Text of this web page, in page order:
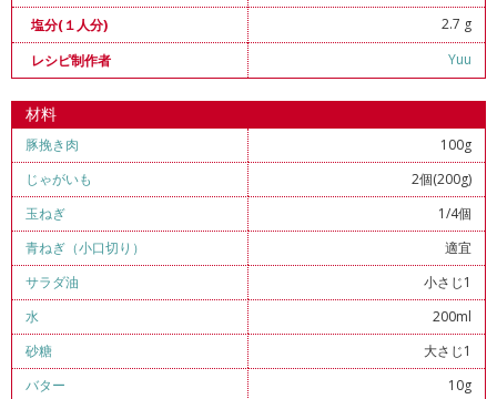
塩分(１人分)
2.7 g
レシピ制作者
Yuu
材料
豚挽き肉
100g
じゃがいも
2個(200g)
玉ねぎ
1/4個
青ねぎ（小口切り）
適宜
サラダ油
小さじ1
水
200ml
砂糖
大さじ1
バター
10g